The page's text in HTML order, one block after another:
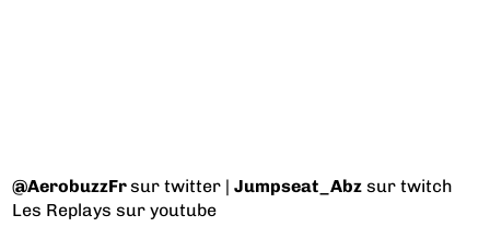
@AerobuzzFrsur twitter |Jumpseat_Abz sur twitch
Les Replays sur youtube